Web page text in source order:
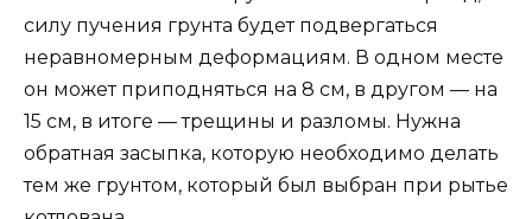
силу пучения грунта будет подвергаться
неравномерным деформациям. В одном месте
он может приподняться на 8 см, в другом — на
15 см, в итоге — трещины и разломы. Нужна
обратная засыпка, которую необходимо делать
тем же грунтом, который был выбран при рытье